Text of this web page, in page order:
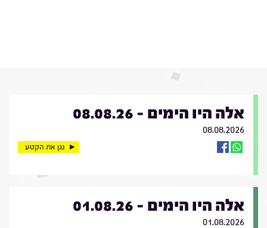
אלה היו הימים - 08.08.26
08.08.2026
נגן את הקטע
אלה היו הימים - 01.08.26
01.08.2026